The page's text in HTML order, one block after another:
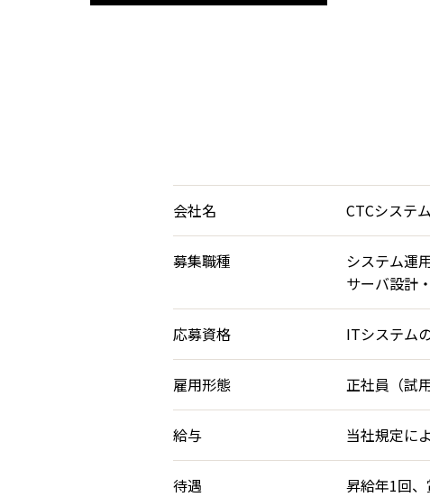
会社名 CTCシステ
募集職種
システム運
サーバ設計
応募資格 ITシステム
雇用形態 正社員（試
給与 当社規定に
待遇 昇給年1回